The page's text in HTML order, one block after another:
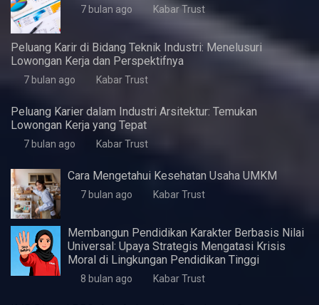
Artikel Terbaru
5 Fitur Samsung A07 yang Pas untuk Kebutuhan
Dasar Harian
3 minggu ago Kabar Trust
KWaS Hadir di JIFFINA 2026 (Jogja
International Furniture & Craft Fair Indonesia)
5 bulan ago Kabar Trust
Pentingnya Skill Negosiasi
Perlukah UMKM Menyusun Laporan Keuangan?
7 bulan ago Kabar Trust